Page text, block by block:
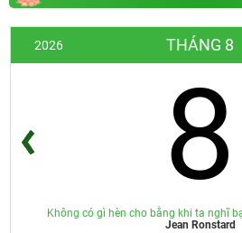
2026 THÁNG 8
8
Không có gì hèn cho bằng khi ta nghĩ
Jean Ronstard